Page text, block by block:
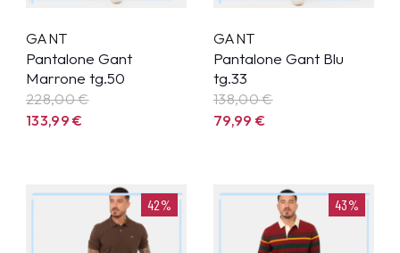
GANT
Pantalone Gant
Marrone tg.50
228,00 €
133,99€
GANT
Pantalone Gant Blu
tg.33
138,00 €
79,99€
42% 43%